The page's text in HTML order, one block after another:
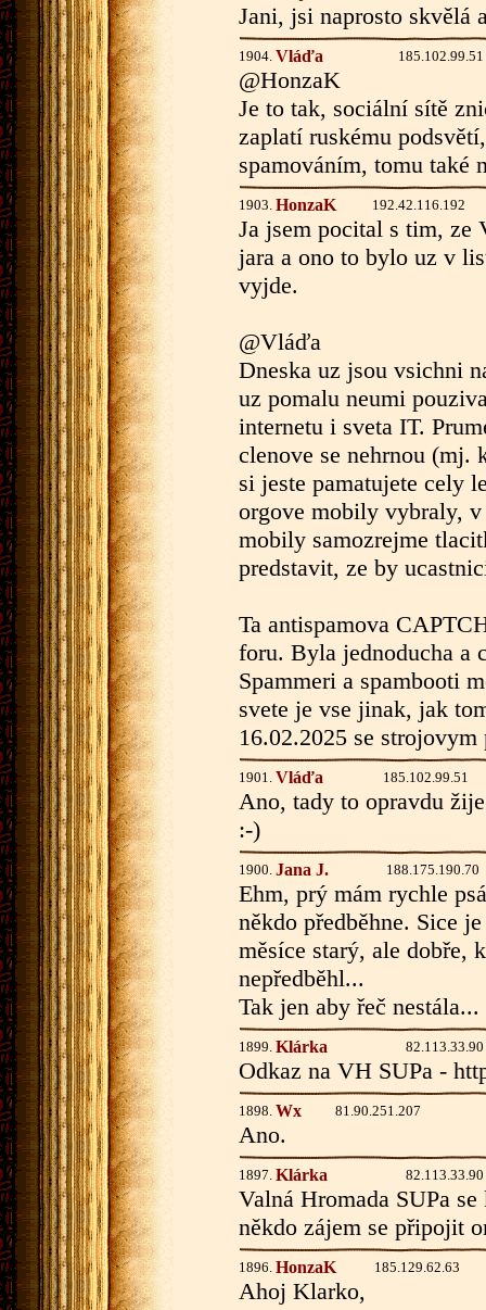
Jani, jsi naprosto skvělá
1904. Vláďa 185.102.99.51
@HonzaK
Je to tak, sociální sítě
zaplatí ruskému
spamováním, tomu také
1903. HonzaK 192.42.116.192
Ja jsem pocital s tim, ze
jara a ono to bylo uz v
vyjde.
@Vláďa
Dneska uz jsou vsichni
uz pomalu neumi
internetu i sveta IT.
clenove se nehrnou
si jeste pamatujete cely
orgove mobily vybraly,
mobily samozrejme
predstavit, ze by
Ta antispamova
foru. Byla jednoducha a
Spammeri a spambooti
svete je vse jinak, jak
16.02.2025 se strojovym
1901. Vláďa 185.102.99.51
Ano, tady to opravdu
:-)
1900. Jana J. 188.175.190.70
Ehm, prý mám rychle
někdo předběhne. Sice
měsíce starý, ale dobře,
nepředběhl...
Tak jen aby řeč
1899. Klárka 82.113.33.90
Odkaz na VH SUPa -
1898. Wx 81.90.251.207
Ano.
1897. Klárka 82.113.33.90
Valná Hromada SUPa
někdo zájem se připojit
1896. HonzaK 185.129.62.63
Ahoj Klarko,